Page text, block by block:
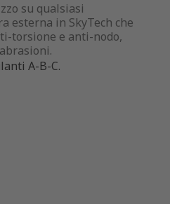
su qualsiasi
esterna in SkyTech che
torsione e anti-nodo,
A-B-C.